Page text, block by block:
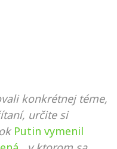
konkrétnej téme,
určite si
Putin vymenil